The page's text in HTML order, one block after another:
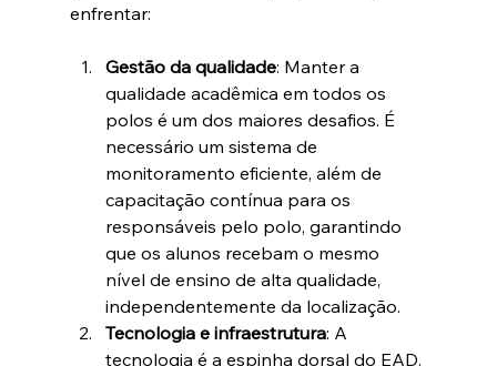
enfrentar:
Gestão da qualidade: Manter a
qualidade acadêmica em todos os
polos é um dos maiores desafios. É
necessário um sistema de
monitoramento eficiente, além de
capacitação contínua para os
responsáveis pelo polo, garantindo
que os alunos recebam o mesmo
nível de ensino de alta qualidade,
independentemente da localização.
Tecnologia e infraestrutura: A
tecnologia é a espinha dorsal do EAD.